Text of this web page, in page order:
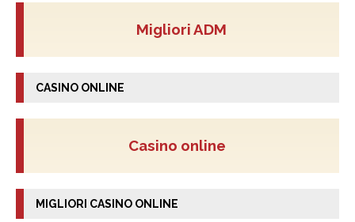
Migliori ADM
CASINO ONLINE
Casino online
MIGLIORI CASINO ONLINE